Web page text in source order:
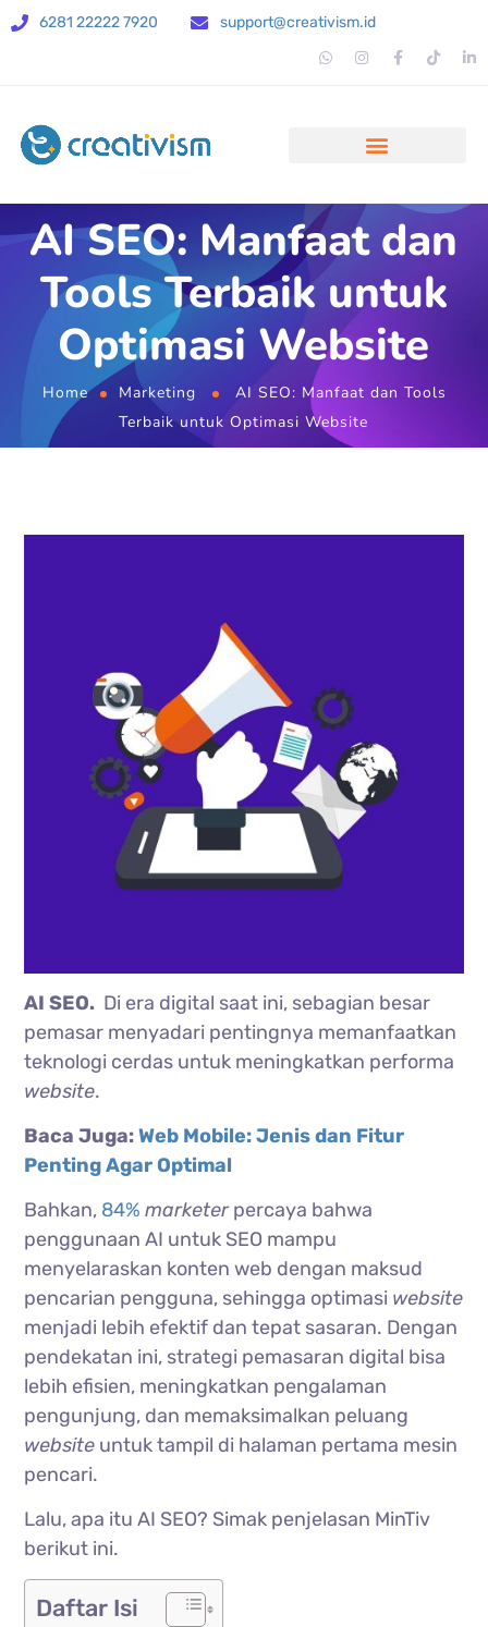
6281 22222 7920 support@creativism.id
AI SEO: Manfaat dan
Tools Terbaik untuk
Optimasi Website
Home Marketing
AI SEO: Manfaat dan Tools
Terbaik untuk Optimasi Website
AI SEO. Di era digital saat ini, sebagian besar
pemasar menyadari pentingnya memanfaatkan
teknologi cerdas untuk meningkatkan performa
website.
Baca Juga:Web Mobile: Jenis dan Fitur
Penting Agar Optimal
Bahkan, 84% marketerpercaya bahwa
penggunaan AI untuk SEO mampu
menyelaraskan konten web dengan maksud
pencarian pengguna, sehingga optimasi website
menjadi lebih efektif dan tepat sasaran. Dengan
pendekatan ini, strategi pemasaran digital bisa
lebih efisien, meningkatkan pengalaman
pengunjung, dan memaksimalkan peluang
website untuk tampil di halaman pertama mesin
pencari.
Lalu, apa itu AI SEO? Simak penjelasan MinTiv
berikut ini.
Daftar Isi